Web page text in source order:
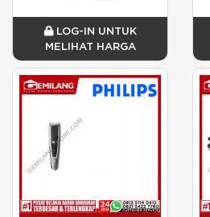
LOG-IN UNTUK
MELIHAT HARGA